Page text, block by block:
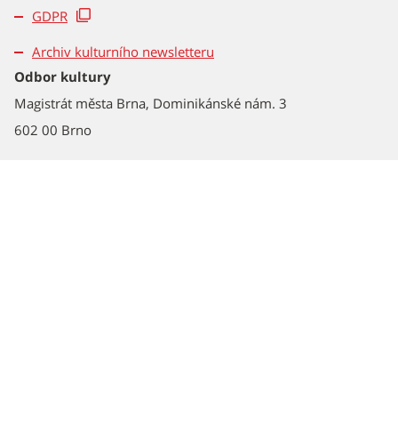
GDPR
Archiv kulturního newsletteru
Odbor kultury
Magistrát města Brna, Dominikánské nám. 3
602 00 Brno